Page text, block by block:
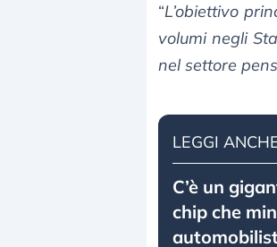
“L’obiettivo
volumi negli
nel settore
LEGGI
C’è un
chip che